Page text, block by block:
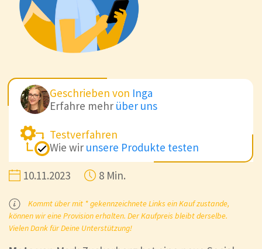
Geschrieben von Inga
Erfahre mehr über uns
Testverfahren
Wie wir unsere Produkte testen
10.11.2023 8 Min.
Kommt über mit * gekennzeichnete Links ein Kauf zustande,
können wir eine Provision erhalten. Der Kaufpreis bleibt derselbe.
Vielen Dank für Deine Unterstützung!